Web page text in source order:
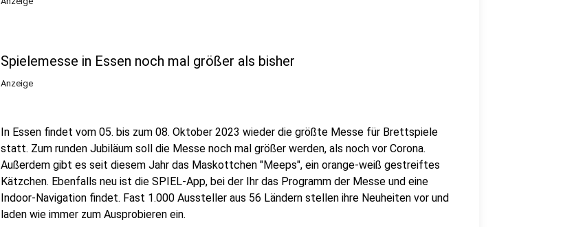
Spielemesse in Essen noch mal größer als bisher
Anzeige
In Essen findet vom 05. bis zum 08. Oktober 2023 wieder die größte Messe für Brettspiele
statt. Zum runden Jubiläum soll die Messe noch mal größer werden, als noch vor Corona.
Außerdem gibt es seit diesem Jahr das Maskottchen "Meeps", ein orange-weiß gestreiftes
Kätzchen. Ebenfalls neu ist die SPIEL-App, bei der Ihr das Programm der Messe und eine
Indoor-Navigation findet. Fast 1.000 Aussteller aus 56 Ländern stellen ihre Neuheiten vor und
laden wie immer zum Ausprobieren ein.